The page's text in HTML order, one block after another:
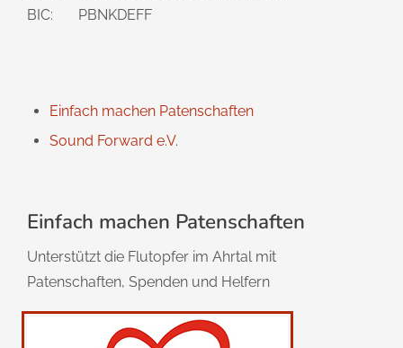
BIC: PBNKDEFF
Einfach machen Patenschaften
Sound Forward e.V.
Einfach machen Patenschaften
Unterstützt die Flutopfer im Ahrtal mit
Patenschaften, Spenden und Helfern